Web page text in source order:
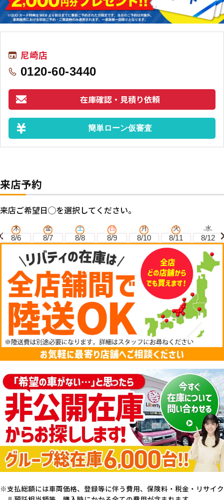
尼崎店
0120-60-3440
在庫確認・見積り依頼
簡単ローン仮審査
来店予約
来店ご希望日◯を選択してください。
木
8/6
金
8/7
土
8/8
日
8/9
月
8/10
火
8/11
水
8/12
支払総額には車両価格、登録等に伴う費用、保険料・税金・リサイク